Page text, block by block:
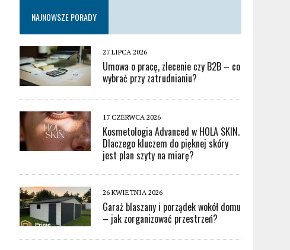
NAJNOWSZE PORADY
27 LIPCA 2026
Umowa o pracę, zlecenie czy B2B – co
wybrać przy zatrudnianiu?
17 CZERWCA 2026
Kosmetologia Advanced w HOLA SKIN.
Dlaczego kluczem do pięknej skóry
jest plan szyty na miarę?
26 KWIETNIA 2026
Garaż blaszany i porządek wokół domu
– jak zorganizować przestrzeń?